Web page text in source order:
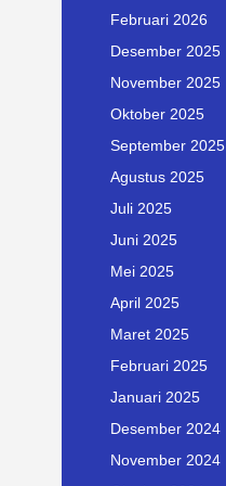
Februari 2026
Desember 2025
November 2025
Oktober 2025
September 2025
Agustus 2025
Juli 2025
Juni 2025
Mei 2025
April 2025
Maret 2025
Februari 2025
Januari 2025
Desember 2024
November 2024